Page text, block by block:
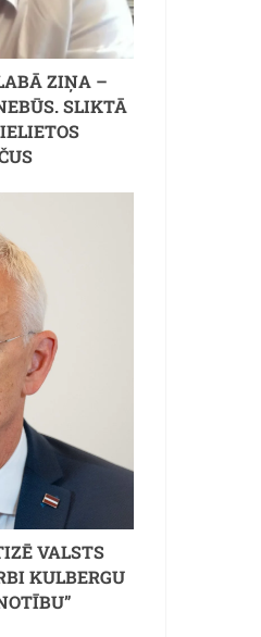
ZIŅA –
SLIKTĀ
VALSTS
KULBERGU